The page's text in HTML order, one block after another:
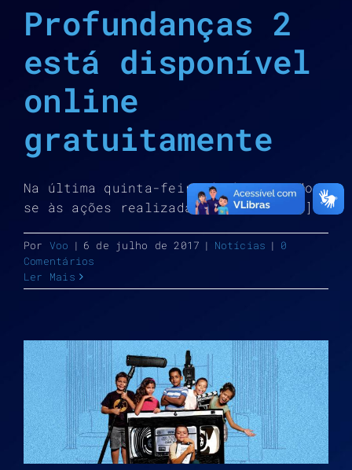
Profundanças 2
está disponível
online
gratuitamente
Na última quinta-feira (06), somando-
se às ações realizadas em todo [...]
Por Voo | 6 de julho de 2017 | Notícias | 0
Comentários
Ler Mais